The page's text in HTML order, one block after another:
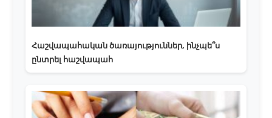
Հաշվապահական ծառայություններ, ինչպե՞ս
ընտրել հաշվապահ